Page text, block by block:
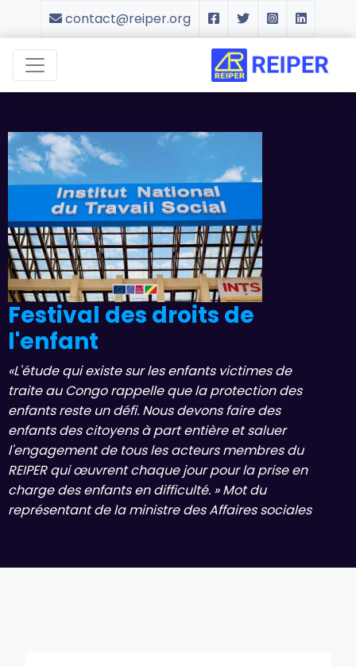
contact@reiper.org
Festival des droits de
l'enfant
«L'étude qui existe sur les enfants victimes de
traite au Congo rappelle que la protection des
enfants reste un défi. Nous devons faire des
enfants des citoyens à part entière et saluer
l'engagement de tous les acteurs membres du
REIPER qui œuvrent chaque jour pour la prise en
charge des enfants en difficulté. » Mot du
représentant de la ministre des Affaires sociales